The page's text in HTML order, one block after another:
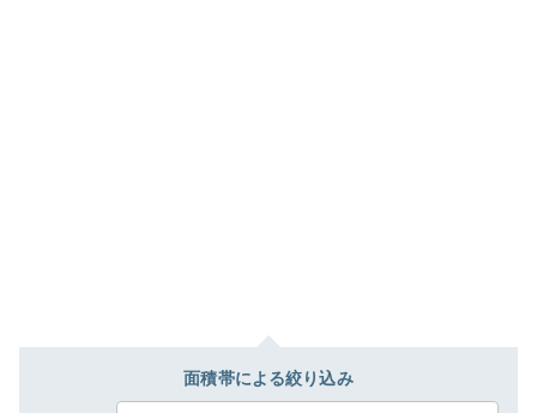
面積帯による絞り込み